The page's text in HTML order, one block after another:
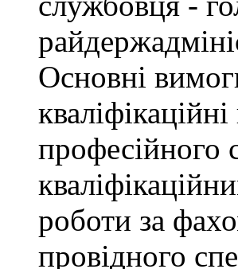
Основні
професійного
роботи за
провідного